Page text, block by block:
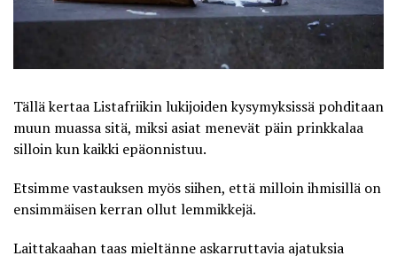
Tällä kertaaListafriikinlukijoiden kysymyksissä pohditaan
muun muassa sitä, miksi asiat menevät päin prinkkalaa
silloin kun kaikki epäonnistuu.
Etsimme vastauksen myös siihen, että milloin ihmisillä on
ensimmäisen kerran ollut lemmikkejä.
Laittakaahan taas mieltänne askarruttavia ajatuksia